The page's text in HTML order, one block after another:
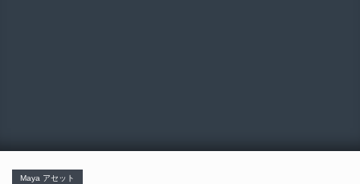
Maya アセット